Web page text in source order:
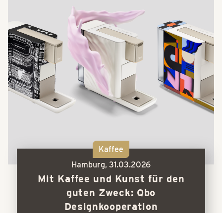
Kaffee
Hamburg, 31.03.2026
Mit Kaffee und Kunst für den
guten Zweck: Qbo
Designkooperation